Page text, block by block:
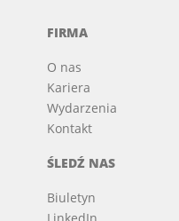
FIRMA
O nas
Kariera
Wydarzenia
Kontakt
ŚLEDŹ NAS
Biuletyn